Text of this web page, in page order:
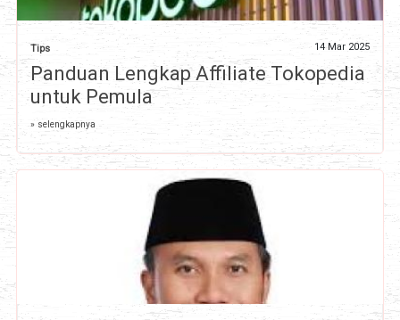
Tips 14 Mar 2025
Panduan Lengkap Affiliate Tokopedia
untuk Pemula
» selengkapnya